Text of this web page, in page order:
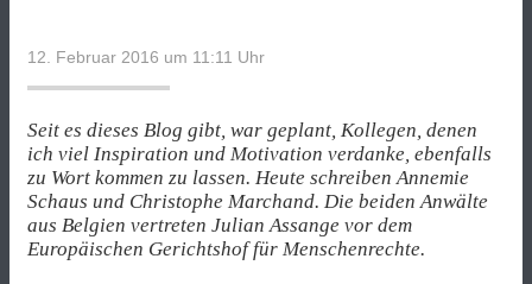
12. Februar 2016 um 11:11 Uhr
Seit es dieses Blog gibt, war geplant, Kollegen, denen
ich viel Inspiration und Motivation verdanke, ebenfalls
zu Wort kommen zu lassen. Heute schreiben Annemie
Schaus und Christophe Marchand. Die beiden Anwälte
aus Belgien vertreten Julian Assange vor dem
Europäischen Gerichtshof für Menschenrechte.